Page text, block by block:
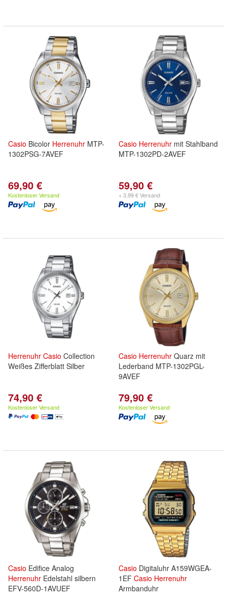
Casio Bicolor Herrenuhr MTP-
1302PSG-7AVEF
69,90 €
Kostenloser Versand
Casio Herrenuhr mit Stahlband
MTP-1302PD-2AVEF
59,90 €
+ 3,99 € Versand
Herrenuhr Casio Collection
Weißes Zifferblatt Silber
74,90 €
Kostenloser Versand
Casio Herrenuhr Quarz mit
Lederband MTP-1302PGL-
9AVEF
79,90 €
Kostenloser Versand
Casio Edifice Analog
Herrenuhr Edelstahl silbern
EFV-560D-1AVUEF
Casio Digitaluhr A159WGEA-
1EF Casio Herrenuhr
Armbanduhr